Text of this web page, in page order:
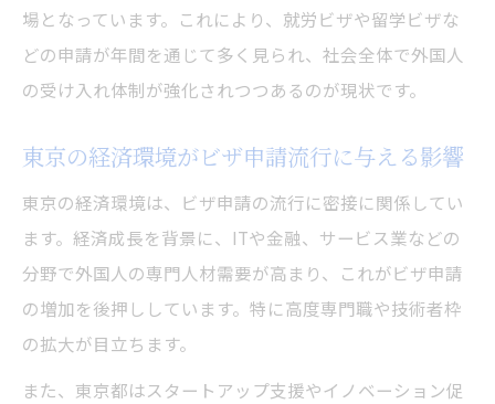
場となっています。これにより、就労ビザや留学ビザな
どの申請が年間を通じて多く見られ、社会全体で外国人
の受け入れ体制が強化されつつあるのが現状です。
東京の経済環境がビザ申請流行に与える影響
東京の経済環境は、ビザ申請の流行に密接に関係してい
ます。経済成長を背景に、ITや金融、サービス業などの
分野で外国人の専門人材需要が高まり、これがビザ申請
の増加を後押ししています。特に高度専門職や技術者枠
の拡大が目立ちます。
また、東京都はスタートアップ支援やイノベーション促